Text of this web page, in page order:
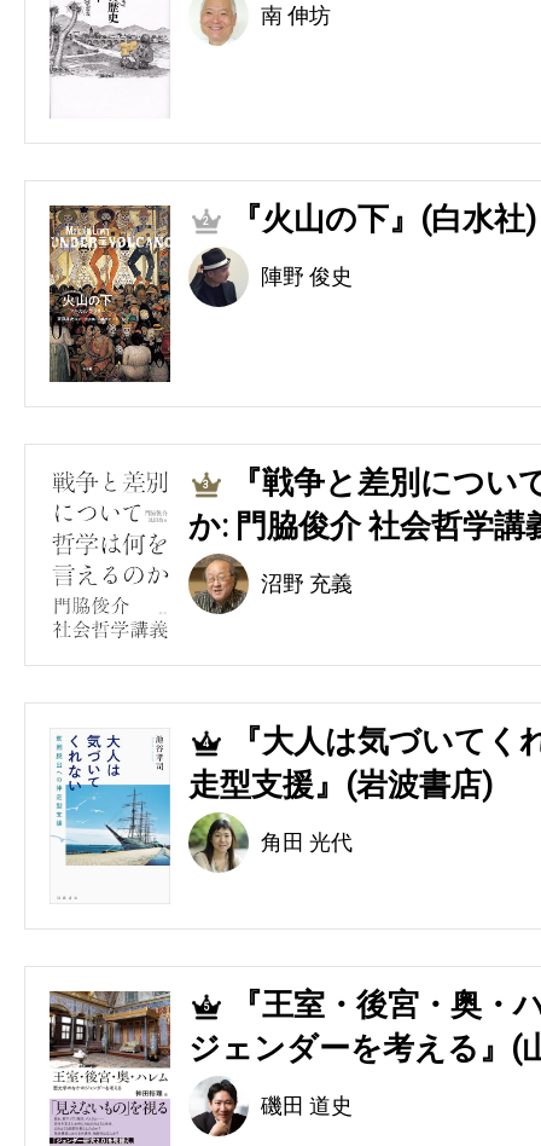
南 伸坊
2 『火山の下』(白水社)
陣野 俊史
3
『戦争と差別につ
か: 門脇俊介 社会哲学講
沼野 充義
4
『大人は気づいてく
走型支援』(岩波書店)
角田 光代
5
『王室・後宮・奥・
ジェンダーを考える』(
磯田 道史